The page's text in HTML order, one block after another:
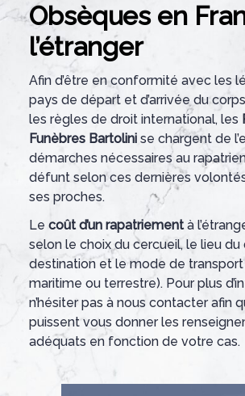
Obsèques en
l’étranger
Afin d’être en conformité avec les
pays de départ et d’arrivée du
les règles de droit international, les
Funèbres Bartolini se chargent de
démarches nécessaires au
défunt selon ces dernières
ses proches.
Le coût d’un rapatriementà
selon le choix du cercueil, le lieu du
destination et le mode de transport
maritime ou terrestre). Pour plus
n’hésiter pas à nous contacter afin
puissent vous donner les
adéquats en fonction de votre cas.